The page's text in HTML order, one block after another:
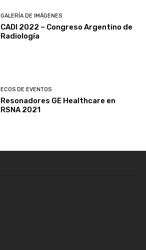
GALERÍA DE IMÁGENES
CADI 2022 – Congreso Argentino de
Radiología
ECOS DE EVENTOS
Resonadores GE Healthcare en
RSNA 2021